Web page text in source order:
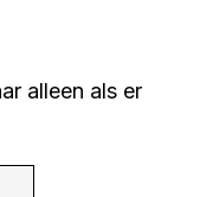
alleen als er